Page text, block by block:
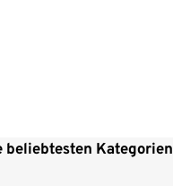
beliebtesten Kategorien